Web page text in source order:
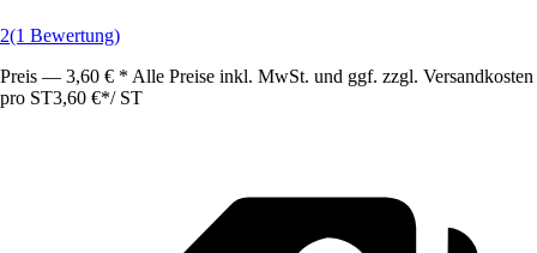
2(1 Bewertung)
Preis — 3,60 € * Alle Preise inkl. MwSt. und ggf. zzgl. Versandkosten
pro ST3,60 €*/ ST